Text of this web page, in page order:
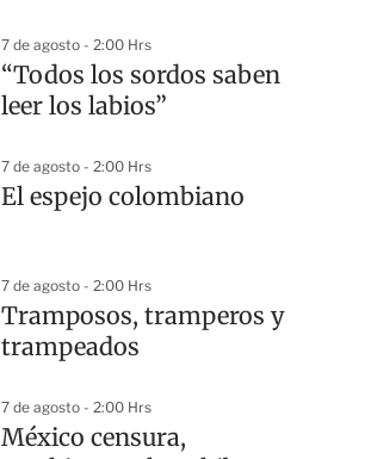
7 de agosto - 2:00 Hrs
“Todos los sordos saben
leer los labios”
7 de agosto - 2:00 Hrs
El espejo colombiano
7 de agosto - 2:00 Hrs
Tramposos, tramperos y
trampeados
7 de agosto - 2:00 Hrs
México censura,